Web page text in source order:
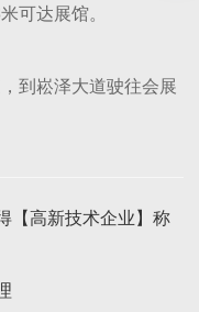
可达展馆。
到崧泽大道驶往会展
【高新技术企业】称